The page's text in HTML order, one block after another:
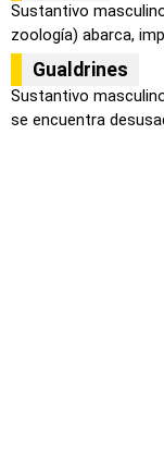
Sustantivo
zoología) abarca,
Gualdrines
Sustantivo
se encuentra